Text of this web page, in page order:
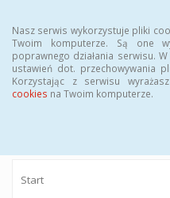
Nasz serwis wykorzystuje pliki
Twoim komputerze. Są one
poprawnego działania serwisu.
ustawień dot. przechowywania
Korzystając z serwisu
cookies na Twoim komputerze.
BIULETYN
Urzędu
Start